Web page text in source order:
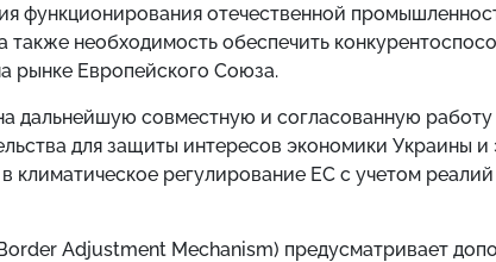
функционирования отечественной
необходимость обеспечить
рынке Европейского Союза.
дальнейшую совместную и согласованную работу
для защиты интересов экономики Украины и
климатическое регулирование ЕС с учетом
Adjustment Mechanism) предусматривает